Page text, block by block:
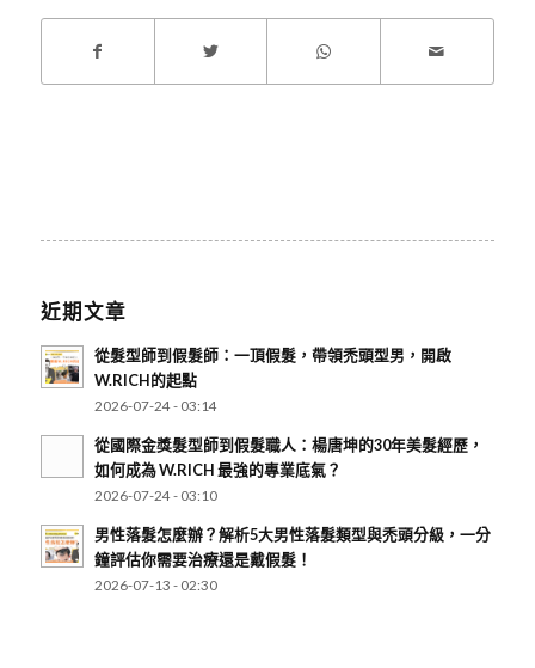
近期文章
從髮型師到假髮師：一頂假髮，帶領禿頭型男，開啟
W.RICH的起點
2026-07-24 - 03:14
從國際金獎髮型師到假髮職人：楊唐坤的30年美髮經歷，
如何成為 W.RICH 最強的專業底氣？
2026-07-24 - 03:10
男性落髮怎麼辦？解析5大男性落髮類型與禿頭分級，一分
鐘評估你需要治療還是戴假髮！
2026-07-13 - 02:30